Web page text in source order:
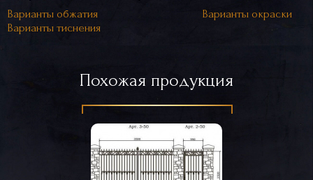
Варианты обжатия
Варианты окраски
Варианты тиснения
Похожая продукция